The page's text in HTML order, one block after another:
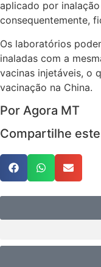
aplicado por
consequentemente,
Os laboratórios
inaladas com a
vacinas injetáveis, o
vacinação na China.
Por Agora MT
Compartilhe